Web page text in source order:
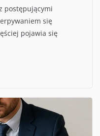
postępującymi
się
pojawia się